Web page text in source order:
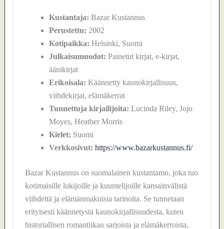
Kustantaja: Bazar Kustannus
Perustettu: 2002
Kotipaikka: Helsinki, Suomi
Julkaisumuodot: Painetut kirjat, e-kirjat,
äänikirjat
Erikoisala: Käännetty kaunokirjallisuus,
viihdekirjat, elämäkerrat
Tunnettuja kirjailijoita: Lucinda Riley, Jojo
Moyes, Heather Morris
Kielet: Suomi
Verkkosivut: https://www.bazarkustannus.fi/
Bazar Kustannus on suomalainen kustantamo, joka tuo
kotimaisille lukijoille ja kuuntelijoille kansainvälistä
viihdettä ja elämänmakuisia tarinoita. Se tunnetaan
erityisesti käännetystä kaunokirjallisuudesta, kuten
historiallisen romantiikan sarjoista ja elämäkerroista,